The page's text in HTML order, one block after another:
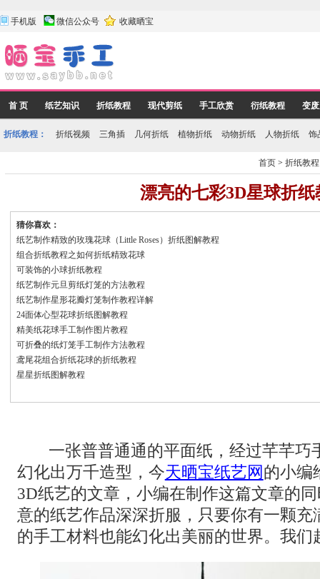
手机版 微信公众号 收藏晒宝
首 页 纸艺知识 折纸教程 现代剪纸 手工欣赏 衍纸教程 变
折纸教程： 折纸视频 三角插 几何折纸 植物折纸 动物折纸 人物折纸 饰
首页 >折纸教程
漂亮的七彩3D星球折纸
猜你喜欢：
纸艺制作精致的玫瑰花球（Little Roses）折纸图解教程
组合折纸教程之如何折纸精致花球
可装饰的小球折纸教程
纸艺制作元旦剪纸灯笼的方法教程
纸艺制作星形花瓣灯笼制作教程详解
24面体心型花球折纸图解教程
精美纸花球手工制作图片教程
可折叠的纸灯笼手工制作方法教程
鸢尾花组合折纸花球的折纸教程
星星折纸图解教程
一张普普通通的平面纸，经过芊芊巧
幻化出万千造型，今天晒宝纸艺网 的小编
3D纸艺的文章，小编在制作这篇文章的
意的纸艺作品深深折服，只要你有一颗充
的手工材料也能幻化出美丽的世界。我们